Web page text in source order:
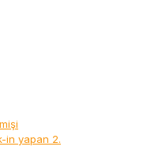
in yapan 2.